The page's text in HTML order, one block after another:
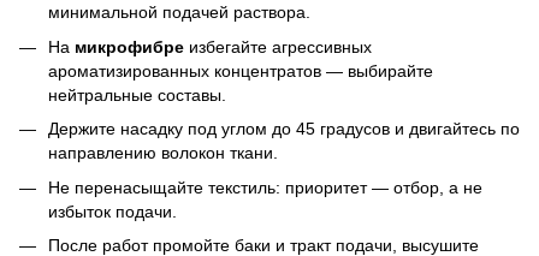
минимальной подачей раствора.
На микрофибре избегайте агрессивных
ароматизированных концентратов — выбирайте
нейтральные составы.
Держите насадку под углом до 45 градусов и двигайтесь по
направлению волокон ткани.
Не перенасыщайте текстиль: приоритет — отбор, а не
избыток подачи.
После работ промойте баки и тракт подачи, высушите